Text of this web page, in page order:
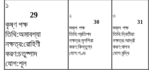
১
29
কৃষ্ণ পক্ষ
তিথি:অমাবশ্যা
নক্ষত্র:রোহিণী
করণ:চতুষ্পাদ
যোগ:শূল
২
30
শুক্ল পক্ষ
তিথি:প্রতিপদ
নক্ষত্র:মৃগশিরা
করণ:কিন্তুগ্ন
যোগ:গণ্ড
৩
31
শুক্ল পক্ষ
তিথি:দ্বিতীয়া
নক্ষত্র:আর্দ্রা
করণ:বালব
যোগ:বৃদ্ধি